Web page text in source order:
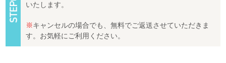
いたします。
※キャンセルの場合でも、無料でご返送させていただきま
す。お気軽にご利用ください。